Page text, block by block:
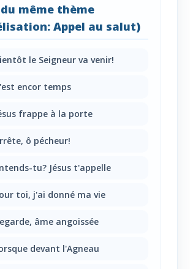
même thème
Appel au salut)
le Seigneur va venir!
encor temps
frappe à la porte
ô pécheur!
tu? Jésus t'appelle
toi, j'ai donné ma vie
âme angoissée
devant l'Agneau